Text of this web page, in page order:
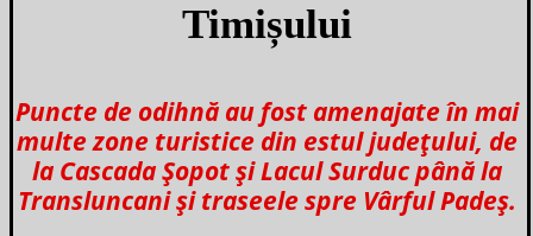
Timișului
Puncte de odihnă au fost amenajate în mai
multe zone turistice din estul județului, de
la Cascada Șopot și Lacul Surduc până la
Transluncani și traseele spre Vârful Padeș.